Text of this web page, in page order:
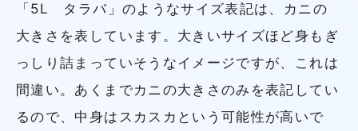
「5L タラバ」のようなサイズ表記は、カニの
大きさを表しています。大きいサイズほど身もぎ
っしり詰まっていそうなイメージですが、これは
間違い。あくまでカニの大きさのみを表記してい
るので、中身はスカスカという可能性が高いで